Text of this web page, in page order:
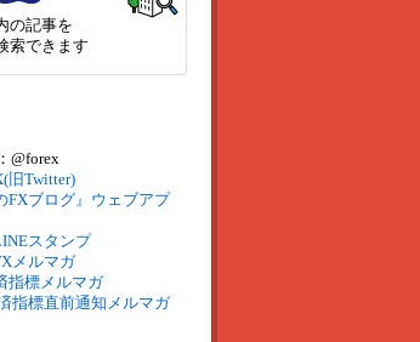
の記事を
索できます
@forex
旧Twitter)
FXブログ』ウェブアプ
スタンプ
メルマガ
指標メルマガ
指標直前通知メルマガ